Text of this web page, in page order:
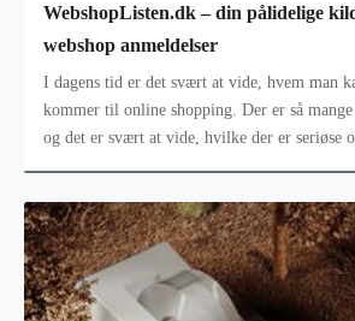
WebshopListen.dk – din pålidelige
webshop anmeldelser
I dagens tid er det svært at vide, hvem man
kommer til online shopping. Der er så
og det er svært at vide, hvilke der er seriøse